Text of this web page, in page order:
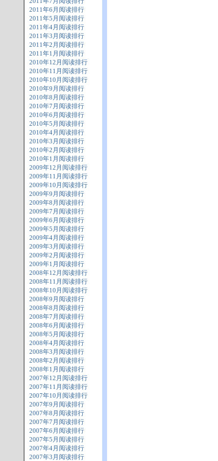
2011年6月阅读排行
2011年5月阅读排行
2011年4月阅读排行
2011年3月阅读排行
2011年2月阅读排行
2011年1月阅读排行
2010年12月阅读排行
2010年11月阅读排行
2010年10月阅读排行
2010年9月阅读排行
2010年8月阅读排行
2010年7月阅读排行
2010年6月阅读排行
2010年5月阅读排行
2010年4月阅读排行
2010年3月阅读排行
2010年2月阅读排行
2010年1月阅读排行
2009年12月阅读排行
2009年11月阅读排行
2009年10月阅读排行
2009年9月阅读排行
2009年8月阅读排行
2009年7月阅读排行
2009年6月阅读排行
2009年5月阅读排行
2009年4月阅读排行
2009年3月阅读排行
2009年2月阅读排行
2009年1月阅读排行
2008年12月阅读排行
2008年11月阅读排行
2008年10月阅读排行
2008年9月阅读排行
2008年8月阅读排行
2008年7月阅读排行
2008年6月阅读排行
2008年5月阅读排行
2008年4月阅读排行
2008年3月阅读排行
2008年2月阅读排行
2008年1月阅读排行
2007年12月阅读排行
2007年11月阅读排行
2007年10月阅读排行
2007年9月阅读排行
2007年8月阅读排行
2007年7月阅读排行
2007年6月阅读排行
2007年5月阅读排行
2007年4月阅读排行
2007年3月阅读排行